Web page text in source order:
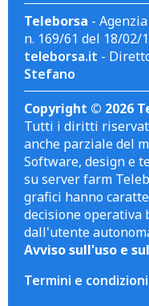
Teleborsa -
n. 169/61 del 18/02/
teleborsa.it -
Stefano
Copyright © 2026
Tutti i diritti
anche parziale del
Software, design e
su server farm
grafici hanno
decisione operativa
dall'utente
Avviso sull'uso e
Termini e